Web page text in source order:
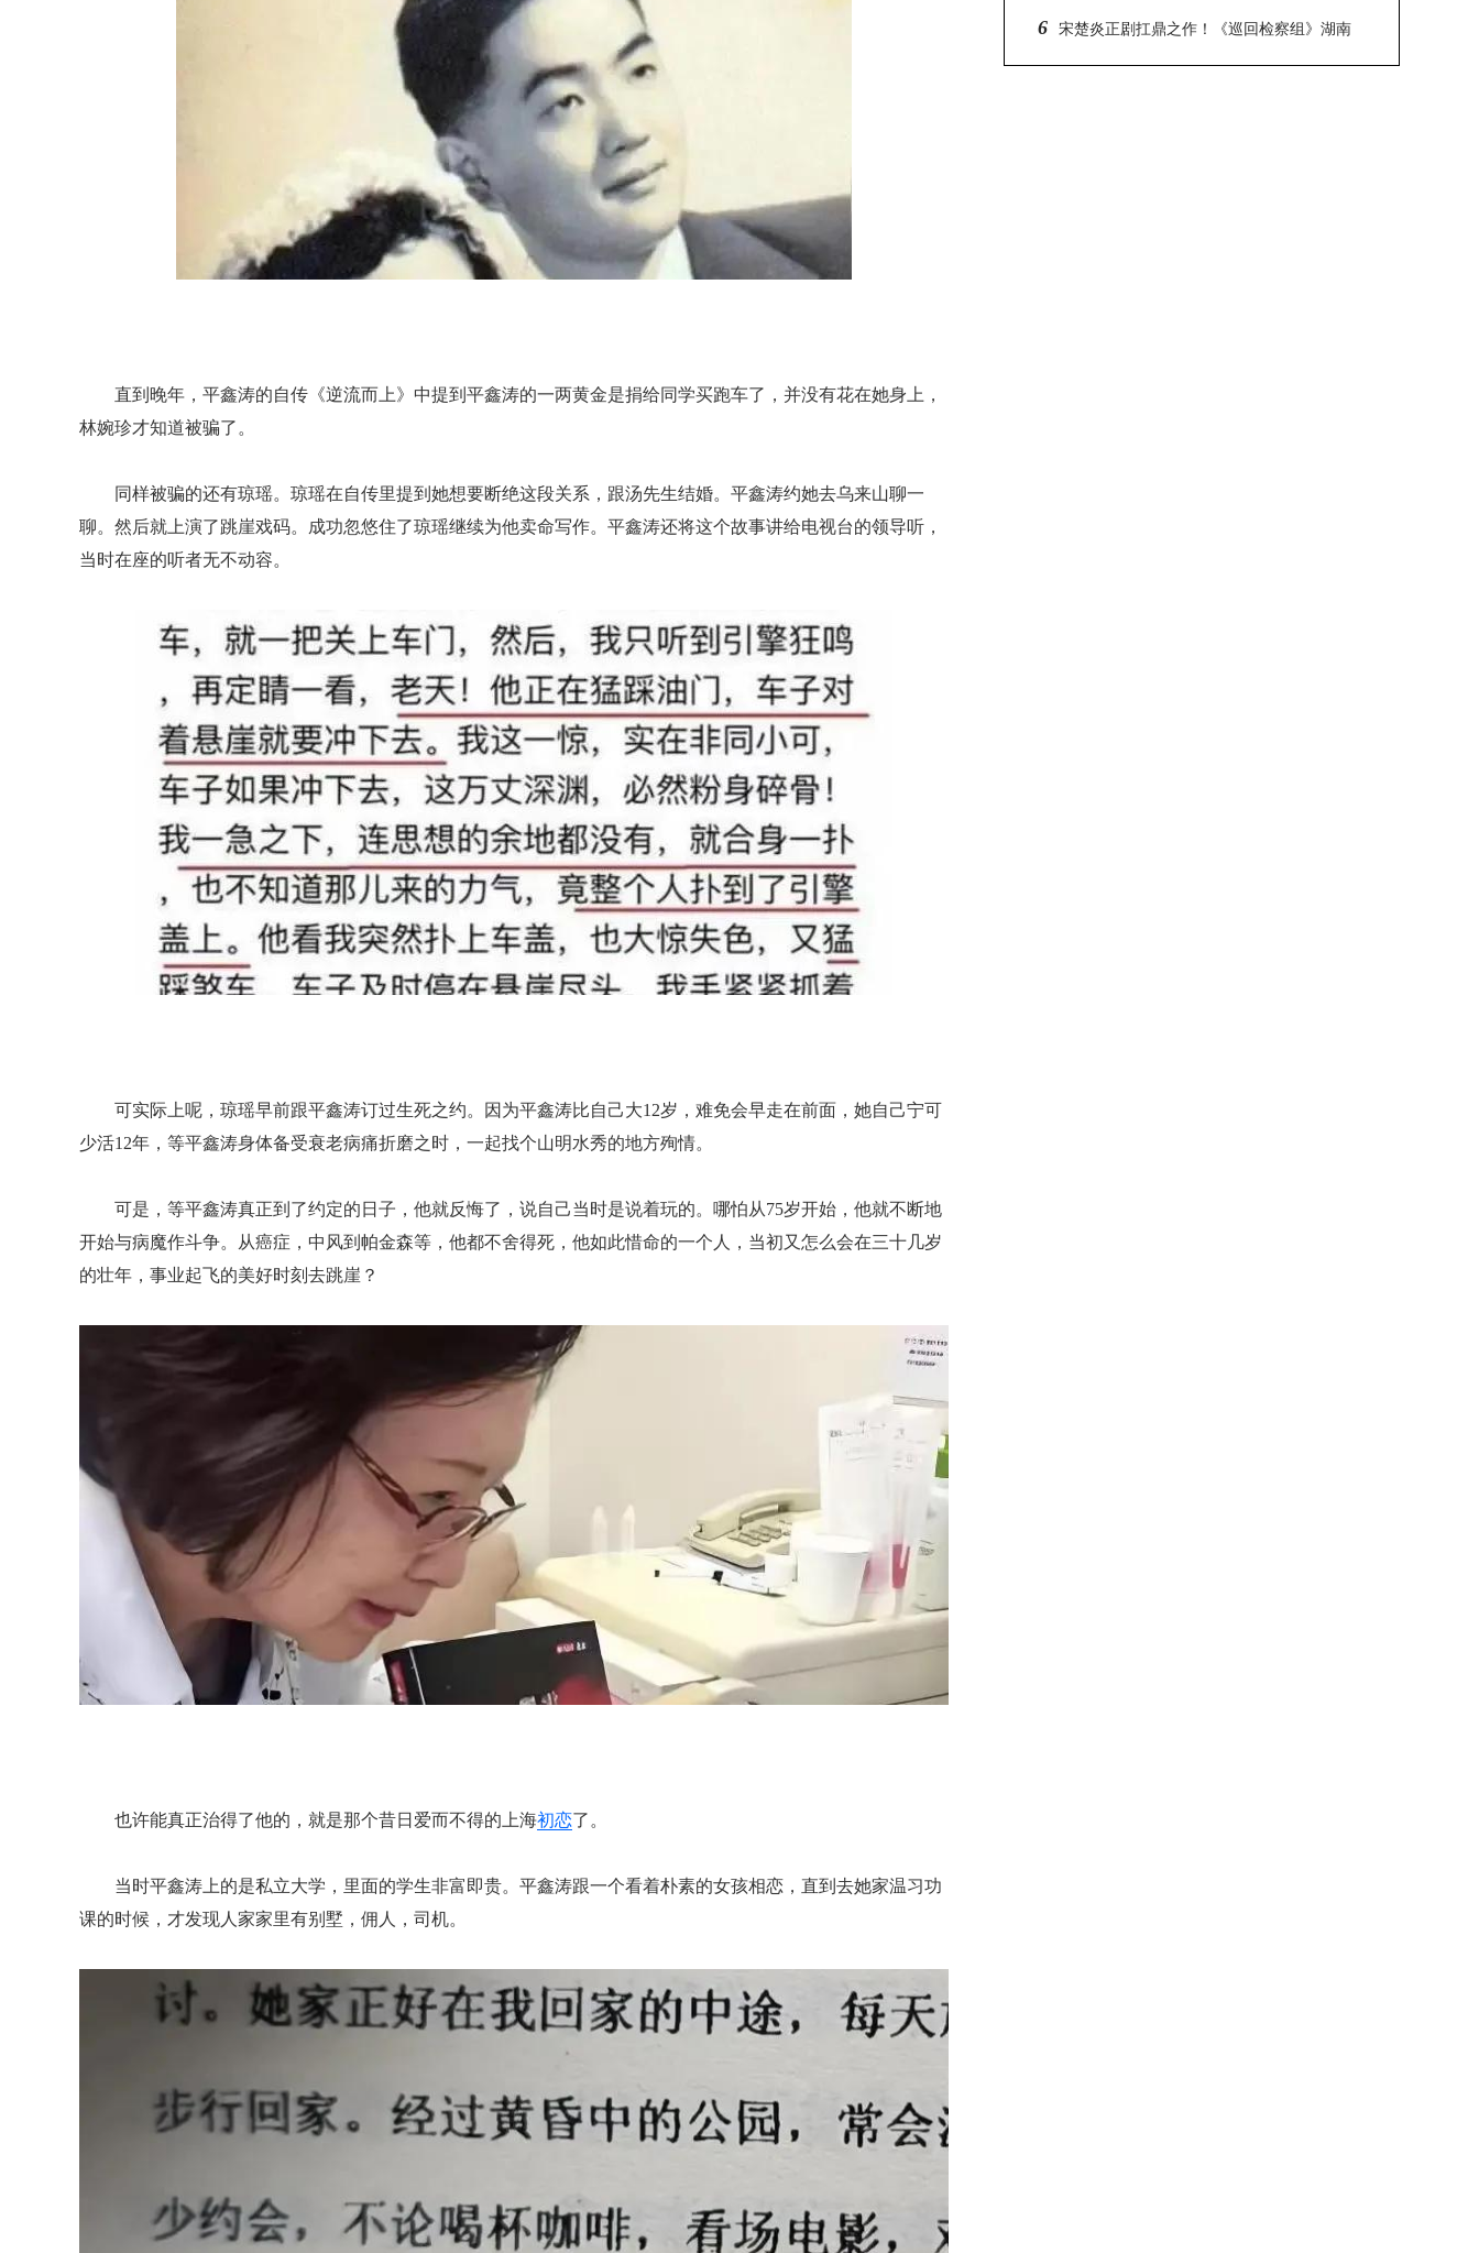
直到晚年，平鑫涛的自传《逆流而上》中提到平鑫涛的一两黄金是捐给同学买跑车了，并没有花在她身上，
林婉珍才知道被骗了。
同样被骗的还有琼瑶。琼瑶在自传里提到她想要断绝这段关系，跟汤先生结婚。平鑫涛约她去乌来山聊一
聊。然后就上演了跳崖戏码。成功忽悠住了琼瑶继续为他卖命写作。平鑫涛还将这个故事讲给电视台的领导听，
当时在座的听者无不动容。
可实际上呢，琼瑶早前跟平鑫涛订过生死之约。因为平鑫涛比自己大12岁，难免会早走在前面，她自己宁可
少活12年，等平鑫涛身体备受衰老病痛折磨之时，一起找个山明水秀的地方殉情。
可是，等平鑫涛真正到了约定的日子，他就反悔了，说自己当时是说着玩的。哪怕从75岁开始，他就不断地
开始与病魔作斗争。从癌症，中风到帕金森等，他都不舍得死，他如此惜命的一个人，当初又怎么会在三十几岁
的壮年，事业起飞的美好时刻去跳崖？
也许能真正治得了他的，就是那个昔日爱而不得的上海初恋了。
当时平鑫涛上的是私立大学，里面的学生非富即贵。平鑫涛跟一个看着朴素的女孩相恋，直到去她家温习功
课的时候，才发现人家家里有别墅，佣人，司机。
沉舟
6 宋楚炎正剧扛鼎之作！《巡回检察组》湖南
卫视震撼开播